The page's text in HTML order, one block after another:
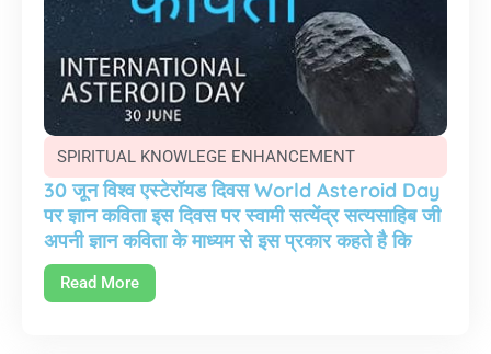
SPIRITUAL KNOWLEGE ENHANCEMENT
30 जून विश्व एस्टेरॉयड दिवस World Asteroid Day
पर ज्ञान कविता इस दिवस पर स्वामी सत्येंद्र सत्यसाहिब जी
अपनी ज्ञान कविता के माध्यम से इस प्रकार कहते है कि
Read More